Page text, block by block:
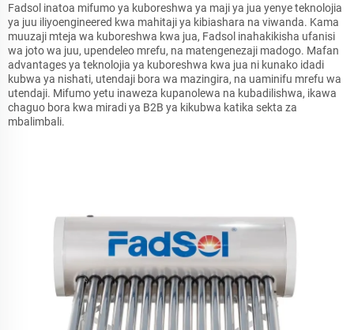
Fadsol inatoa mifumo ya kuboreshwa ya maji ya jua yenye teknolojia
ya juu iliyoengineered kwa mahitaji ya kibiashara na viwanda. Kama
muuzaji mteja wa kuboreshwa kwa jua, Fadsol inahakikisha ufanisi
wa joto wa juu, upendeleo mrefu, na matengenezaji madogo. Mafan
advantages ya teknolojia ya kuboreshwa kwa jua ni kunako idadi
kubwa ya nishati, utendaji bora wa mazingira, na uaminifu mrefu wa
utendaji. Mifumo yetu inaweza kupanolewa na kubadilishwa, ikawa
chaguo bora kwa miradi ya B2B ya kikubwa katika sekta za
mbalimbali.